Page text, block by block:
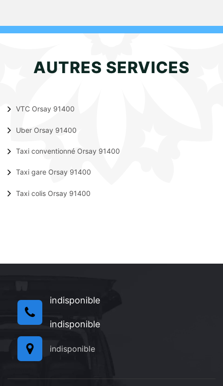
AUTRES SERVICES
VTC Orsay 91400
Uber Orsay 91400
Taxi conventionné Orsay 91400
Taxi gare Orsay 91400
Taxi colis Orsay 91400
indisponible
indisponible
indisponible